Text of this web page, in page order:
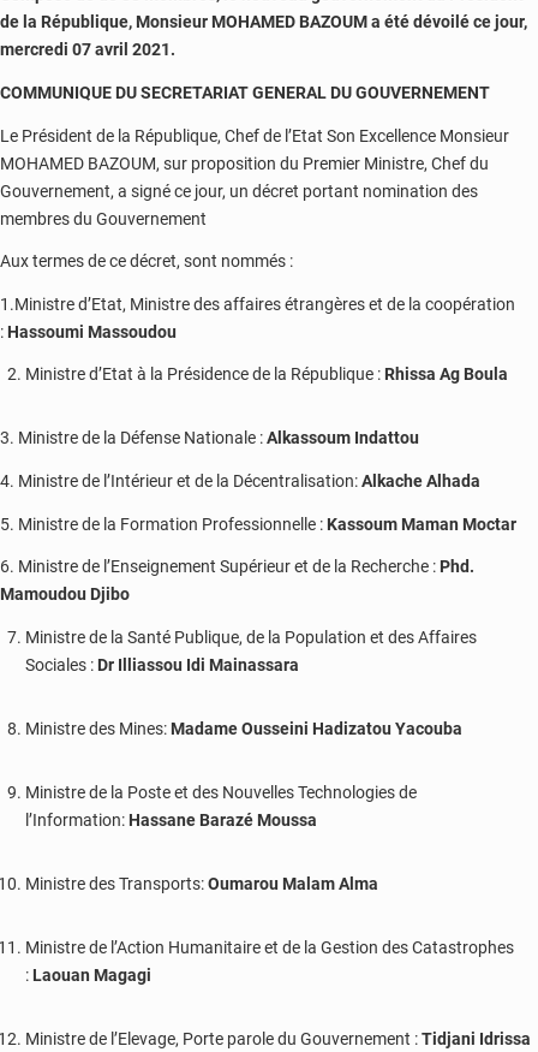
de la République, Monsieur MOHAMED BAZOUM a été dévoilé ce jour,
mercredi 07 avril 2021.
COMMUNIQUE DU SECRETARIAT GENERAL DU GOUVERNEMENT
Le Président de la République, Chef de l’Etat Son Excellence Monsieur
MOHAMED BAZOUM, sur proposition du Premier Ministre, Chef du
Gouvernement, a signé ce jour, un décret portant nomination des
membres du Gouvernement
Aux termes de ce décret, sont nommés :
1.Ministre d’Etat, Ministre des affaires étrangères et de la coopération
: Hassoumi Massoudou
Ministre d’Etat à la Présidence de la République : Rhissa Ag Boula
3. Ministre de la Défense Nationale :Alkassoum Indattou
4. Ministre de l’Intérieur et de la Décentralisation:Alkache Alhada
5. Ministre de la Formation Professionnelle : Kassoum Maman Moctar
6. Ministre de l’Enseignement Supérieur et de la Recherche : Phd.
Mamoudou Djibo
Ministre de la Santé Publique, de la Population et des Affaires
Sociales : Dr Illiassou Idi Mainassara
Ministre des Mines: Madame Ousseini Hadizatou Yacouba
Ministre de la Poste et des Nouvelles Technologies de
l’Information: Hassane Barazé Moussa
Ministre des Transports:Oumarou Malam Alma
Ministre de l’Action Humanitaire et de la Gestion des Catastrophes
: Laouan Magagi
Ministre de l’Elevage, Porte parole du Gouvernement :Tidjani Idrissa